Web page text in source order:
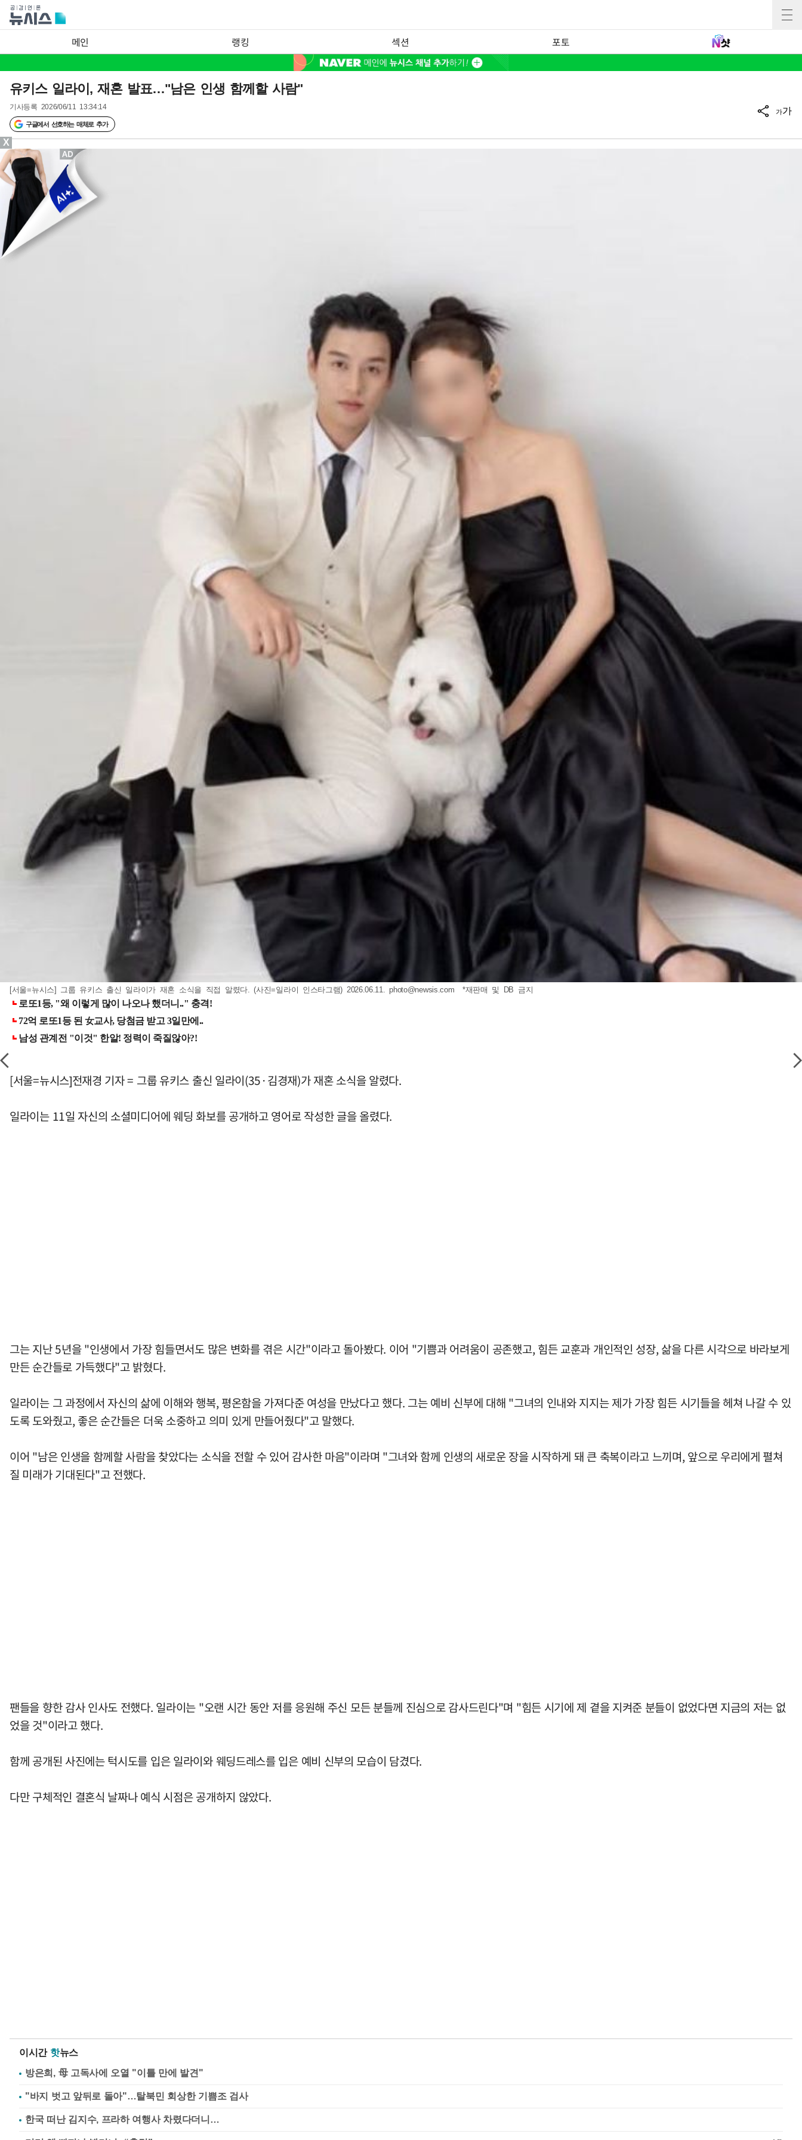
메인 랭킹 섹션 포토
유키스 일라이, 재혼 발표…"남은 인생 함께할 사람"
기사등록 2026/06/11 13:34:14
구글에서 선호하는 매체로 추가
가가
[서울=뉴시스] 그룹 유키스 출신 일라이가 재혼 소식을 직접 알렸다. (사진=일라이 인스타그램) 2026.06.11.photo@newsis.com *재판매 및 DB 금지
[서울=뉴시스]전재경 기자 = 그룹 유키스 출신 일라이(35·김경재)가 재혼 소식을 알렸다.
일라이는 11일 자신의 소셜미디어에 웨딩 화보를 공개하고 영어로 작성한 글을 올렸다.
그는 지난 5년을 "인생에서 가장 힘들면서도 많은 변화를 겪은 시간"이라고 돌아봤다. 이어 "기쁨과 어려움이 공존했고, 힘든 교훈과 개인적인 성장, 삶을 다른 시각으로 바라보게
만든 순간들로 가득했다"고 밝혔다.
일라이는 그 과정에서 자신의 삶에 이해와 행복, 평온함을 가져다준 여성을 만났다고 했다. 그는 예비 신부에 대해 "그녀의 인내와 지지는 제가 가장 힘든 시기들을 헤쳐 나갈 수 있
도록 도와줬고, 좋은 순간들은 더욱 소중하고 의미 있게 만들어줬다"고 말했다.
이어 "남은 인생을 함께할 사람을 찾았다는 소식을 전할 수 있어 감사한 마음"이라며 "그녀와 함께 인생의 새로운 장을 시작하게 돼 큰 축복이라고 느끼며, 앞으로 우리에게 펼쳐
질 미래가 기대된다"고 전했다.
팬들을 향한 감사 인사도 전했다. 일라이는 "오랜 시간 동안 저를 응원해 주신 모든 분들께 진심으로 감사드린다"며 "힘든 시기에 제 곁을 지켜준 분들이 없었다면 지금의 저는 없
었을 것"이라고 했다.
함께 공개된 사진에는 턱시도를 입은 일라이와 웨딩드레스를 입은 예비 신부의 모습이 담겼다.
다만 구체적인 결혼식 날짜나 예식 시점은 공개하지 않았다.
이시간 핫뉴스
방은희, 母 고독사에 오열 "이틀 만에 발견"
"바지 벗고 앞뒤로 돌아"…탈북민 회상한 기쁨조 검사
한국 떠난 김지수, 프라하 여행사 차렸다더니…
X